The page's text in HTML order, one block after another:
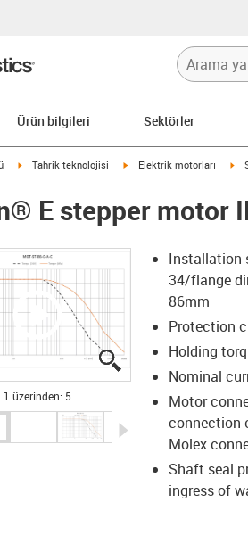
Ürün bilgileri Sektörler
rightigus-icon-arrow-right
Tahrik teknolojisi igus-icon-arrow-right
Elektrik motorları
E stepper motor
igus-icon-lupe
igus-icon-lupe
igus-icon-lupe
igus-icon-lupe
igus-icon-lupe
1 üzerinden: 5
igus-icon-arrow-
Installation
34/flange
86mm
Protection
Holding
Nominal
Motor
connection
Molex
Shaft seal
ingress of